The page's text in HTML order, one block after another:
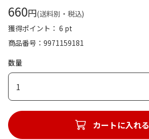
660円(送料別・税込)
獲得ポイント： 6 pt
商品番号
9971159181
数量
1
カートに入れる